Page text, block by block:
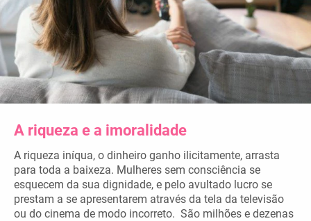
A riqueza e a imoralidade
A riqueza iníqua, o dinheiro ganho ilicitamente, arrasta
para toda a baixeza. Mulheres sem consciência se
esquecem da sua dignidade, e pelo avultado lucro se
prestam a se apresentarem através da tela da televisão
ou do cinema de modo incorreto. São milhões e dezenas